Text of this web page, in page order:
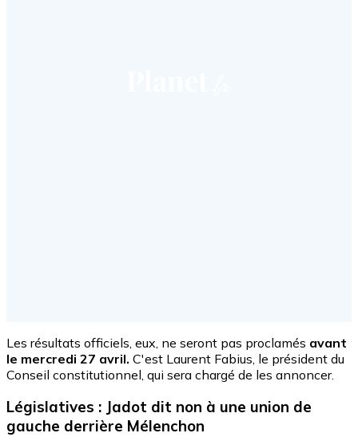
Les résultats officiels, eux, ne seront pas proclamés avant
le mercredi 27 avril. C'est Laurent Fabius, le président du
Conseil constitutionnel, qui sera chargé de les annoncer.
Législatives : Jadot dit non à une union de
gauche derrière Mélenchon